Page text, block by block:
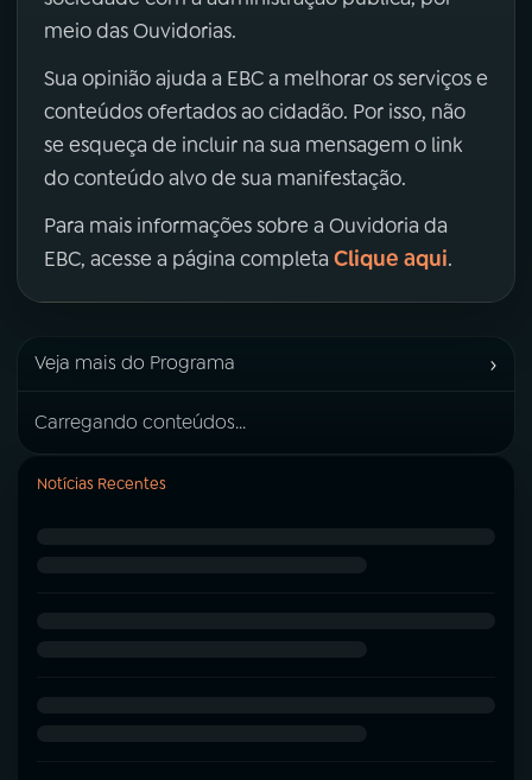
meio das Ouvidorias.
Sua opinião ajuda a EBC a melhorar os serviços e
conteúdos ofertados ao cidadão. Por isso, não
se esqueça de incluir na sua mensagem o link
do conteúdo alvo de sua manifestação.
Para mais informações sobre a Ouvidoria da
EBC, acesse a página completa Clique aqui.
Veja mais do Programa ›
Carregando conteúdos...
Notícias Recentes